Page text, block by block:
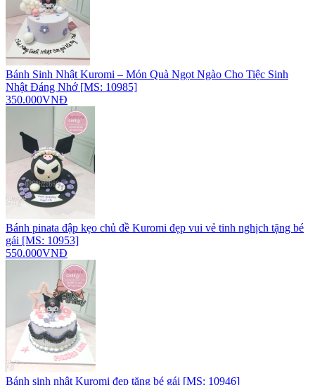
Bánh Sinh Nhật Kuromi – Món Quà Ngọt Ngào Cho Tiệc Sinh
Nhật Đáng Nhớ [MS: 10985]
350.000VNĐ
Bánh pinata đập kẹo chủ đề Kuromi đẹp vui vẻ tinh nghịch tặng bé
gái [MS: 10953]
550.000VNĐ
Bánh sinh nhật Kuromi đẹp tặng bé gái [MS: 10946]